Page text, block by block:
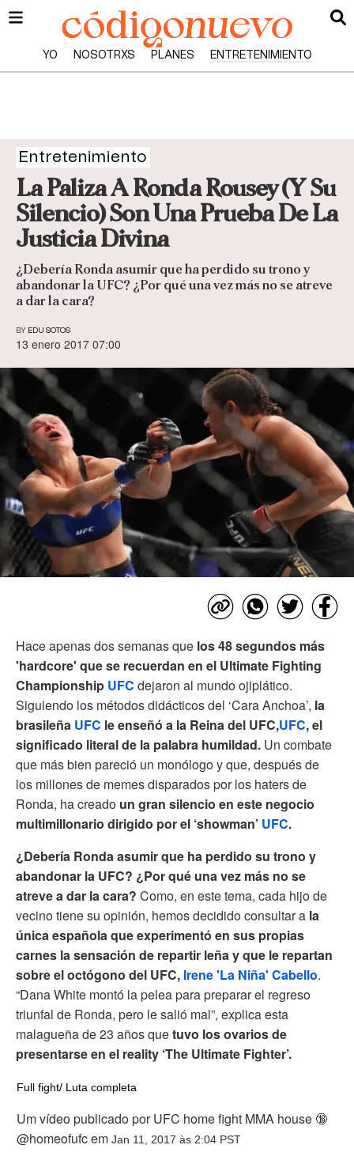
YO NOSOTRXS PLANES ENTRETENIMIENTO
Entretenimiento
La Paliza A Ronda Rousey (Y Su
Silencio) Son Una Prueba De La
Justicia Divina
¿Debería Ronda asumir que ha perdido su trono y
abandonar la UFC? ¿Por qué una vez más no se atreve
a dar la cara?
BY EDU SOTOS
13 enero 2017 07:00
Hace apenas dos semanas que los 48 segundos más
'hardcore' que se recuerdan en el Ultimate Fighting
Championship UFC dejaron al mundo ojiplático.
Siguiendo los métodos didácticos del ‘Cara Anchoa’, la
brasileña UFC le enseñó a la Reina del UFC,UFC, el
significado literal de la palabra humildad. Un combate
que más bien pareció un monólogo y que, después de
los millones de memes disparados por los haters de
Ronda, ha creado un gran silencio en este negocio
multimillonario dirigido por el ‘showman’ UFC.
¿Debería Ronda asumir que ha perdido su trono y
abandonar la UFC? ¿Por qué una vez más no se
atreve a dar la cara? Como, en este tema, cada hijo de
vecino tiene su opinión, hemos decidido consultar a la
única española que experimentó en sus propias
carnes la sensación de repartir leña y que le repartan
sobre el octógono del UFC, Irene 'La Niña' Cabello.
“Dana White montó la pelea para preparar el regreso
triunfal de Ronda, pero le salió mal”, explica esta
malagueña de 23 años quetuvo los ovarios de
presentarse en el reality ‘The Ultimate Fighter’.
Full fight/ Luta completa
Um vídeo publicado por UFC home fight MMA house 🔞
@homeofufc em Jan 11, 2017 às 2:04 PST